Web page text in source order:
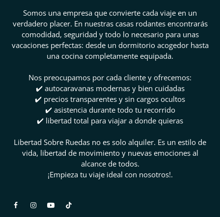
Somos una empresa que convierte cada viaje en un
verdadero placer. En nuestras casas rodantes encontrarás
comodidad, seguridad y todo lo necesario para unas
vacaciones perfectas: desde un dormitorio acogedor hasta
una cocina completamente equipada.
Nos preocupamos por cada cliente y ofrecemos:
✔️ autocaravanas modernas y bien cuidadas
✔️ precios transparentes y sin cargos ocultos
✔️ asistencia durante todo tu recorrido
✔️ libertad total para viajar a donde quieras
Libertad Sobre Ruedas no es solo alquiler. Es un estilo de
vida, libertad de movimiento y nuevas emociones al
alcance de todos.
¡Empieza tu viaje ideal con nosotros!.